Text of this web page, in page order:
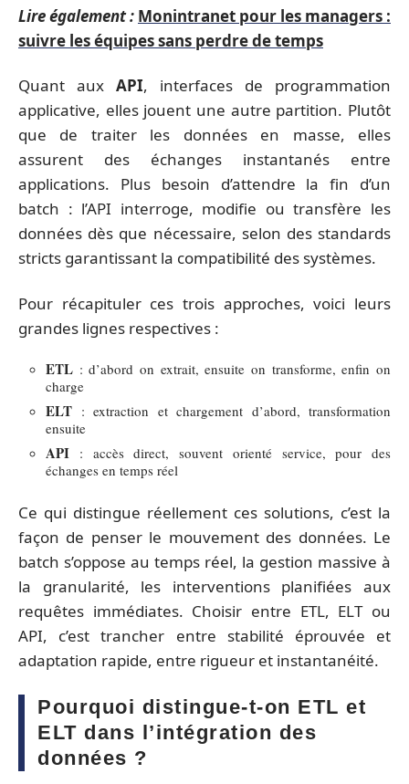
Lire également : Monintranet pour les managers :
suivre les équipes sans perdre de temps
Quant aux API, interfaces de programmation
applicative, elles jouent une autre partition. Plutôt
que de traiter les données en masse, elles
assurent des échanges instantanés entre
applications. Plus besoin d’attendre la fin d’un
batch : l’API interroge, modifie ou transfère les
données dès que nécessaire, selon des standards
stricts garantissant la compatibilité des systèmes.
Pour récapituler ces trois approches, voici leurs
grandes lignes respectives :
ETL : d’abord on extrait, ensuite on transforme, enfin on
charge
ELT : extraction et chargement d’abord, transformation
ensuite
API : accès direct, souvent orienté service, pour des
échanges en temps réel
Ce qui distingue réellement ces solutions, c’est la
façon de penser le mouvement des données. Le
batch s’oppose au temps réel, la gestion massive à
la granularité, les interventions planifiées aux
requêtes immédiates. Choisir entre ETL, ELT ou
API, c’est trancher entre stabilité éprouvée et
adaptation rapide, entre rigueur et instantanéité.
Pourquoi distingue-t-on ETL et
ELT dans l’intégration des
données ?